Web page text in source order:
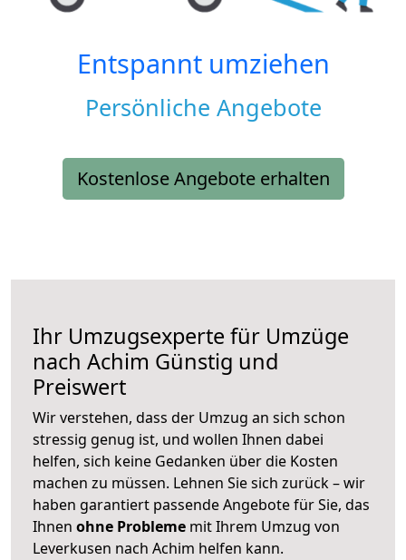
Entspannt umziehen
Persönliche Angebote
Kostenlose Angebote erhalten
Ihr Umzugsexperte für Umzüge
nach Achim Günstig und
Preiswert
Wir verstehen, dass der Umzug an sich schon
stressig genug ist, und wollen Ihnen dabei
helfen, sich keine Gedanken über die Kosten
machen zu müssen. Lehnen Sie sich zurück – wir
haben garantiert passende Angebote für Sie, das
Ihnen ohne Probleme mit Ihrem Umzug von
Leverkusen nach Achim helfen kann.